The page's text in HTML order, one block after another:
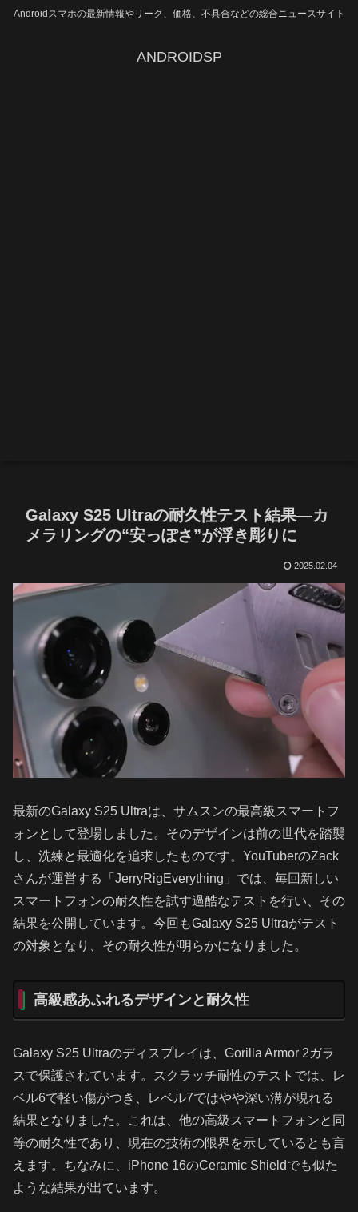
Androidスマホの最新情報やリーク、価格、不具合などの総合ニュースサイト
ANDROIDSP
Galaxy S25 Ultraの耐久性テスト結果—カ
メラリングの“安っぽさ”が浮き彫りに
2025.02.04
最新のGalaxy S25 Ultraは、サムスンの最高級スマートフ
ォンとして登場しました。そのデザインは前の世代を踏襲
し、洗練と最適化を追求したものです。YouTuberのZack
さんが運営する「JerryRigEverything」では、毎回新しい
スマートフォンの耐久性を試す過酷なテストを行い、その
結果を公開しています。今回もGalaxy S25 Ultraがテスト
の対象となり、その耐久性が明らかになりました。
高級感あふれるデザインと耐久性
Galaxy S25 Ultraのディスプレイは、Gorilla Armor 2ガラ
スで保護されています。スクラッチ耐性のテストでは、レ
ベル6で軽い傷がつき、レベル7ではやや深い溝が現れる
結果となりました。これは、他の高級スマートフォンと同
等の耐久性であり、現在の技術の限界を示しているとも言
えます。ちなみに、iPhone 16のCeramic Shieldでも似た
ような結果が出ています。